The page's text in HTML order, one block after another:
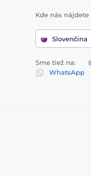
Kde nás nájdete
Slovenčina
Sme tiež na:
WhatsApp